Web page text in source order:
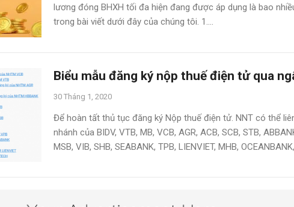
lương đóng BHXH tối đa hiện đang được áp dụng là bao
trong bài viết dưới đây của chúng tôi. 1....
Biểu mẫu đăng ký nộp thuế điện tử qua
30 Tháng 1, 2020
Để hoàn tất thủ tục đăng ký Nộp thuế điện tử. NNT có thể
nhánh của BIDV, VTB, MB, VCB, AGR, ACB, SCB, STB,
MSB, VIB, SHB, SEABANK, TPB, LIENVIET, MHB, OCEANBANK,...